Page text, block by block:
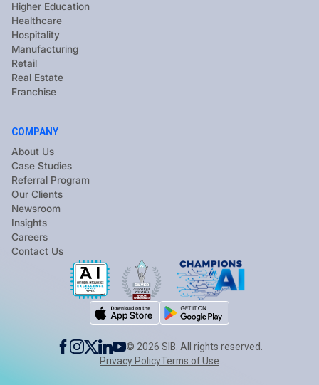
Higher Education
Healthcare
Hospitality
Manufacturing
Retail
Real Estate
Franchise
COMPANY
About Us
Case Studies
Referral Program
Our Clients
Newsroom
Insights
Careers
Contact Us
© 2026 SIB. All rights reserved.
Privacy PolicyTerms of Use